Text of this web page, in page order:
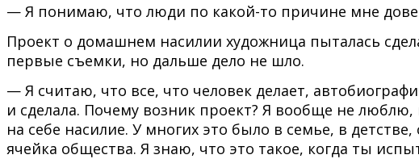
— Я понимаю, что люди по какой-то причине мне
Проект о домашнем насилии художница пыталась
первые съемки, но дальше дело не шло.
— Я считаю, что все, что человек делает,
и сделала. Почему возник проект? Я вообще не
на себе насилие. У многих это было в семье, в
ячейка общества. Я знаю, что это такое, когда ты